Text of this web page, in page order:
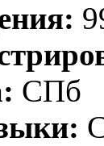
СПб